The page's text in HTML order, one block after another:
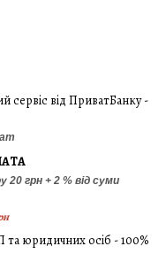
сервіс від ПриватБанку -
грн + 2 % від суми
юридичних осіб - 100%